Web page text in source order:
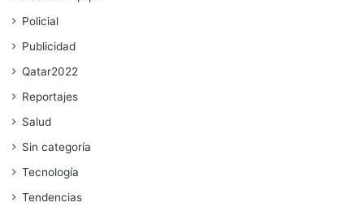
Policial
Publicidad
Qatar2022
Reportajes
Salud
Sin categoría
Tecnología
Tendencias